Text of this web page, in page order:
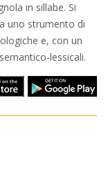
in sillabe. Si
uno strumento di
e, con un
lessicali.